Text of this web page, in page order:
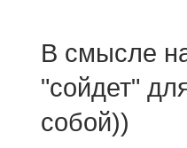
В смысле
"сойдет"
собой))